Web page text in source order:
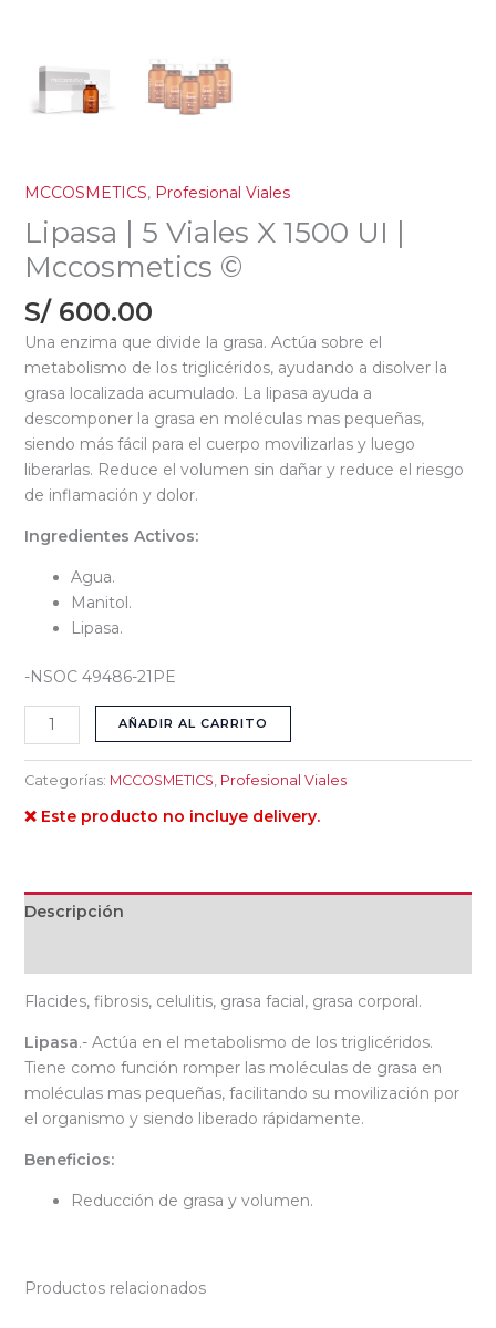
MCCOSMETICS, Profesional Viales
Lipasa | 5 Viales X 1500 UI |
Mccosmetics ©
S/600.00
Una enzima que divide la grasa. Actúa sobre el
metabolismo de los triglicéridos, ayudando a disolver la
grasa localizada acumulado. La lipasa ayuda a
descomponer la grasa en moléculas mas pequeñas,
siendo más fácil para el cuerpo movilizarlas y luego
liberarlas. Reduce el volumen sin dañar y reduce el riesgo
de inflamación y dolor.
Ingredientes Activos:
Agua.
Manitol.
Lipasa.
-NSOC 49486-21PE
AÑADIR AL CARRITO
Categorías: MCCOSMETICS, Profesional Viales
❌ Este producto no incluye delivery.
Descripción
Flacides, fibrosis, celulitis, grasa facial, grasa corporal.
Lipasa.- Actúa en el metabolismo de los triglicéridos.
Tiene como función romper las moléculas de grasa en
moléculas mas pequeñas, facilitando su movilización por
el organismo y siendo liberado rápidamente.
Beneficios:
Reducción de grasa y volumen.
Productos relacionados